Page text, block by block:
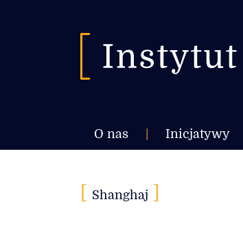
O nas Inicjatywy
Shanghaj